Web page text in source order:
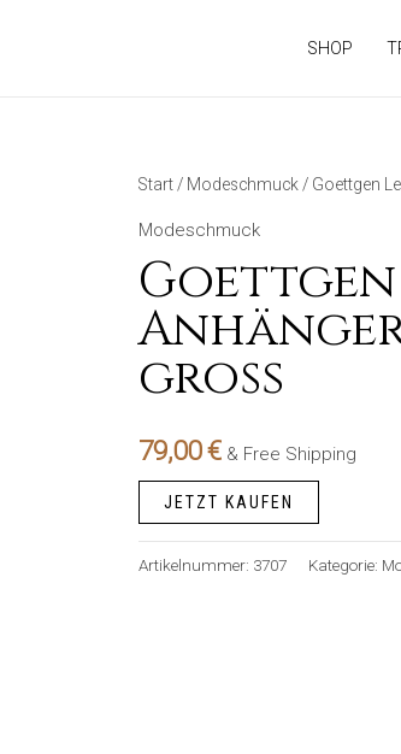
SHOP
Start / Modeschmuck / Goettgen
Modeschmuck
Goettgen
groß
79,00€ & Free Shipping
JETZT KAUFEN
Artikelnummer: 3707 Kategorie: